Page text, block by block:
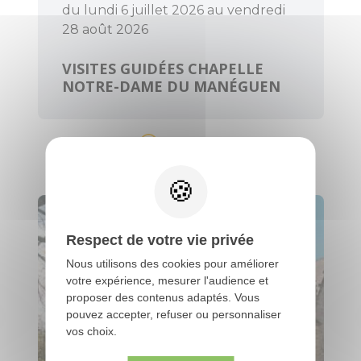
du lundi 6 juillet 2026 au vendredi
28 août 2026
VISITES GUIDÉES CHAPELLE
NOTRE-DAME DU MANÉGUEN
Respect de votre vie privée
Nous utilisons des cookies pour améliorer
votre expérience, mesurer l'audience et
proposer des contenus adaptés. Vous
pouvez accepter, refuser ou personnaliser
vos choix.